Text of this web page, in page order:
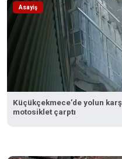
Asayiş
Küçükçekmece’de yolun
motosiklet çarptı